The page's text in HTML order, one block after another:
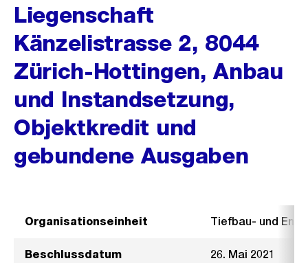
Liegenschaft
Känzelistrasse 2, 8044
Zürich-Hottingen, Anbau
und Instandsetzung,
Objektkredit und
gebundene Ausgaben
Organisationseinheit Tiefbau- und
Beschlussdatum 26. Mai 2021